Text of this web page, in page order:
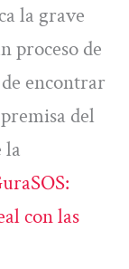
la grave
proceso de
encontrar
del
la
con las